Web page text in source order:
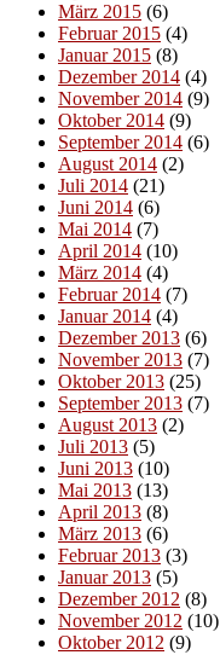
März 2015 (6)
Februar 2015 (4)
Januar 2015 (8)
Dezember 2014 (4)
November 2014 (9)
Oktober 2014 (9)
September 2014 (6)
August 2014 (2)
Juli 2014 (21)
Juni 2014 (6)
Mai 2014 (7)
April 2014 (10)
März 2014 (4)
Februar 2014 (7)
Januar 2014 (4)
Dezember 2013 (6)
November 2013 (7)
Oktober 2013 (25)
September 2013 (7)
August 2013 (2)
Juli 2013 (5)
Juni 2013 (10)
Mai 2013 (13)
April 2013 (8)
März 2013 (6)
Februar 2013 (3)
Januar 2013 (5)
Dezember 2012 (8)
November 2012 (10)
Oktober 2012 (9)